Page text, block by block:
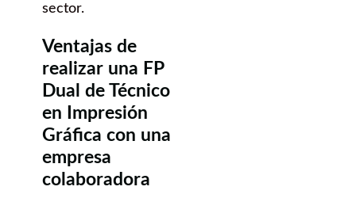
sector.
Ventajas de
realizar una FP
Dual de Técnico
en Impresión
Gráfica con una
empresa
colaboradora